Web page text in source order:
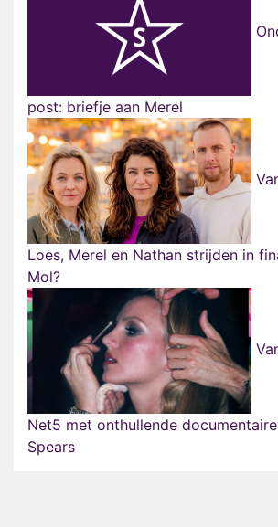
post: briefje aan Merel
Loes, Merel en Nathan strijden in
Mol?
Net5 met onthullende
Spears